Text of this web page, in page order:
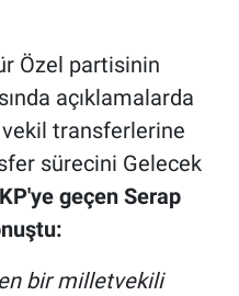
Özel partisinin
açıklamalarda
vekil transferlerine
sürecini Gelecek
geçen Serap
bir milletvekili